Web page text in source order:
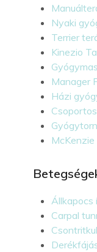
Nyaki
Terrier
Kinezio
Manager
Házi
McKenzie
Állkapocs
Carpal